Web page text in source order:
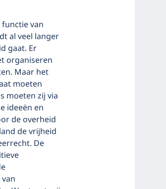
van
al veel langer
gaat. Er
organiseren
Maar het
moeten
moeten zij via
ideeën en
de overheid
de vrijheid
De